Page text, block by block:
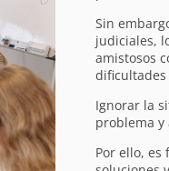
Sin
judiciales,
amistosos
dificultades
Ignorar la
problema
Por ello,